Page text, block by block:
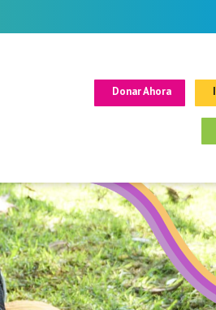
Donar Ahora